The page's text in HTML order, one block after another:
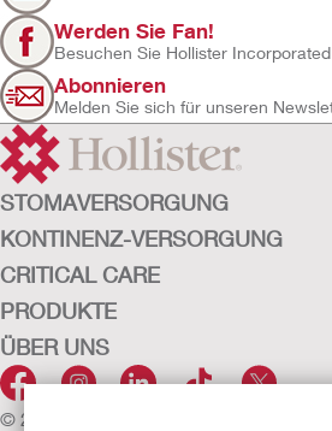
Werden Sie Fan!
Besuchen Sie Hollister
Abonnieren
Melden Sie sich für unseren
STOMAVERSORGUNG
KONTINENZ-VERSORGUNG
CRITICAL CARE
PRODUKTE
ÜBER UNS
© 2026 Hollister Incorporated